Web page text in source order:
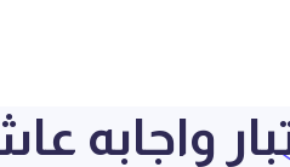
واجابه